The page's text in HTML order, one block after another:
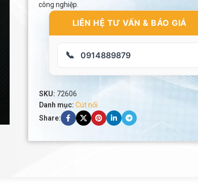
công nghiệp.
LIÊN HỆ TƯ VẤN & BÁO GIÁ
📞 0914889879
SKU: 72606
Danh mục: Cút nối
Share: